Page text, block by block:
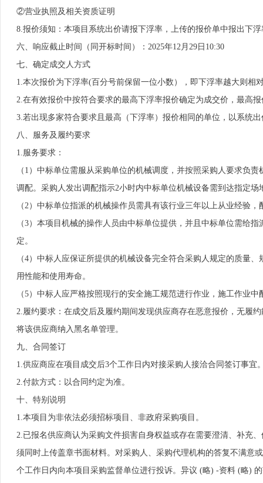
②营业执照及相关资质证明
8.报价须知：本项目系统出价请报下浮率，上传的报价单中报出下浮
六、响应截止时间（同开标时间）：2025年12月29日10:30
七、确定成交人方式
1.本次报价为下浮率(百分号前保留一位小数），即下浮率越大则相
2.在有效报价中按符合要求的最高下浮率报价确定为成交价，最高
3.若出现多家符合要求且最高（下浮率）报价相同的单位，以系统
八、服务及履约要求
1.服务要求：
（1）中标单位需服从采购单位的机械调度，并按照采购人要求负
调配。采购人发出调配指示2小时内中标单位机械设备需到达指定
（2）中标单位指派的机械操作员需具有该行业三年以上从业经验
（3）本项目机械的操作人员由中标单位提供，并且中标单位需给
定。
（4）中标人应保证所提供的机械设备完全符合采购人规定的质量
用性能和使用寿命。
（5）中标人应严格按照现行的安全施工规范进行作业，施工作业
2.履约要求：在成交后及履约期间发现供应商存在恶意报价，无履
将该供应商纳入黑名单管理。
九、合同签订
1.供应商应在项目成交后3个工作日内对接采购人接洽合同签订事宜
2.付款方式：以合同约定为准。
十、特别说明
1.本项目为非依法必须招标项目、非政府采购项目。
2.已报名供应商认为采购文件损害自身权益或存在需要澄清、补充
须同时上传盖章书面材料。对采购人、采购代理机构的答复不满意
个工作日内向本项目采购监督单位进行投诉。异议 (略) -资料 (略)